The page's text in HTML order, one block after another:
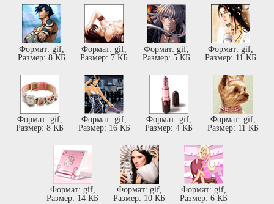
Формат: gif,
Размер: 8 КБ
Формат: gif,
Размер: 7 КБ
Формат: gif,
Размер: 5 КБ
Формат: gif,
Размер: 11 КБ
Формат: gif,
Размер: 8 КБ
Формат: gif,
Размер: 16 КБ
Формат: gif,
Размер: 4 КБ
Формат: gif,
Размер: 11 КБ
Формат: gif,
Размер: 14 КБ
Формат: gif,
Размер: 10 КБ
Формат: gif,
Размер: 6 КБ